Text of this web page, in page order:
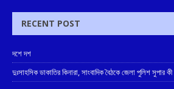
RECENT POST
দশে দশ
দুঃসাহসিক ডাকাতির কিনারা, সাংবাদিক বৈঠকে জেলা পুলিশ সুপার